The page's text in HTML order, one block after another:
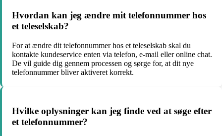
Hvordan kan jeg ændre mit telefonnummer hos
et teleselskab?
For at ændre dit telefonnummer hos et teleselskab skal du
kontakte kundeservice enten via telefon, e-mail eller online chat.
De vil guide dig gennem processen og sørge for, at dit nye
telefonnummer bliver aktiveret korrekt.
Hvilke oplysninger kan jeg finde ved at søge efter
et telefonnummer?